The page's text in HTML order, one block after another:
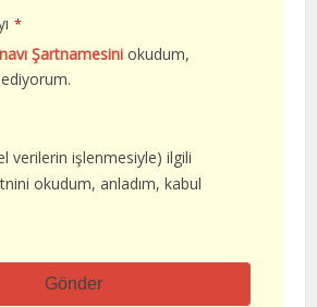
*
Şartnamesini okudum,
verilerin işlenmesiyle) ilgili
okudum, anladım, kabul
Gönder